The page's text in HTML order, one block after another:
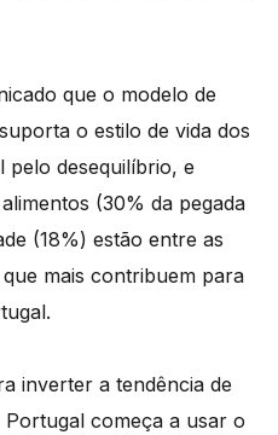
que o modelo de
o estilo de vida dos
pelo desequilíbrio, e
(30% da pegada
(18%) estão entre as
mais contribuem para
inverter a tendência de
começa a usar o